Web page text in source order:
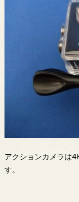
アクションカメラは
す。